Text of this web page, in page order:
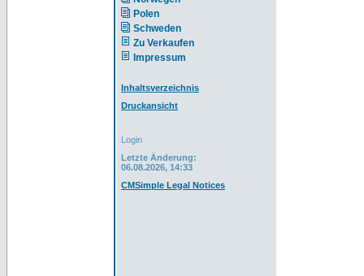
Polen
Schweden
Zu Verkaufen
Impressum
Inhaltsverzeichnis
Druckansicht
Login
Letzte Änderung:
06.08.2026, 14:33
CMSimple Legal Notices